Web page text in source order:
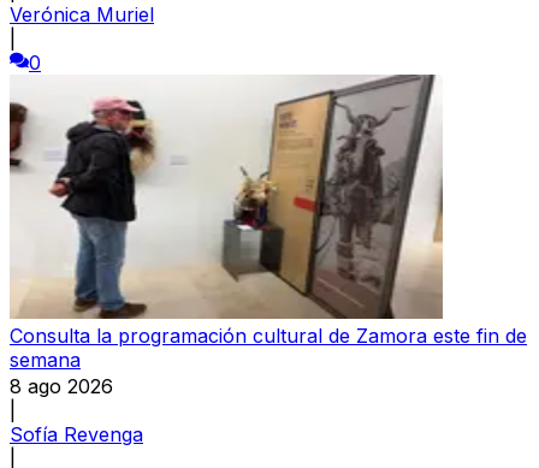
Verónica Muriel
0
Consulta la programación cultural de Zamora este fin de
semana
8 ago 2026
Sofía Revenga